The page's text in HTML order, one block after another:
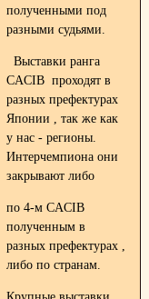
полученными под
разными судьями.
Выставки ранга
CACIB проходят в
разных префектурах
Японии , так же как
у нас - регионы.
Интерчемпиона они
закрывают либо
по 4-м CACIB
полученным в
разных префектурах ,
либо по странам.